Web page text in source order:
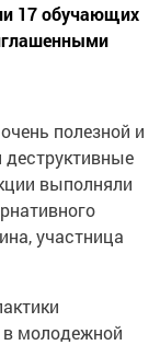
17 обучающих
полезной и
выполняли
участница
в молодежной